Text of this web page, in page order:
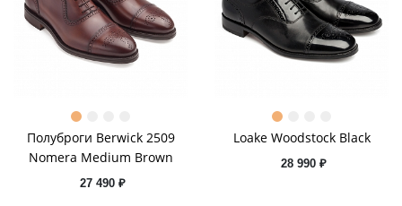
Полуброги Berwick 2509
Nomera Medium Brown
27 490 ₽
Loake Woodstock Black
28 990 ₽